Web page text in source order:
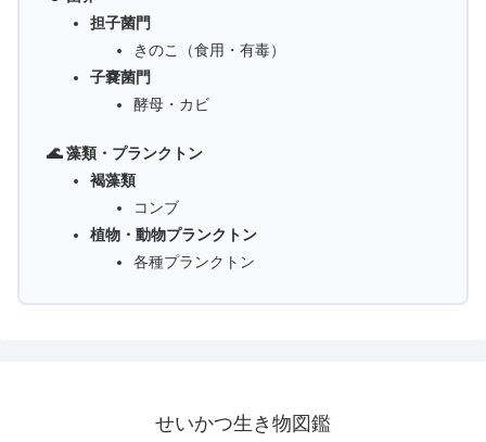
担子菌門
きのこ（食用・有毒）
子嚢菌門
酵母・カビ
🌊 藻類・プランクトン
褐藻類
コンブ
植物・動物プランクトン
各種プランクトン
せいかつ生き物図鑑